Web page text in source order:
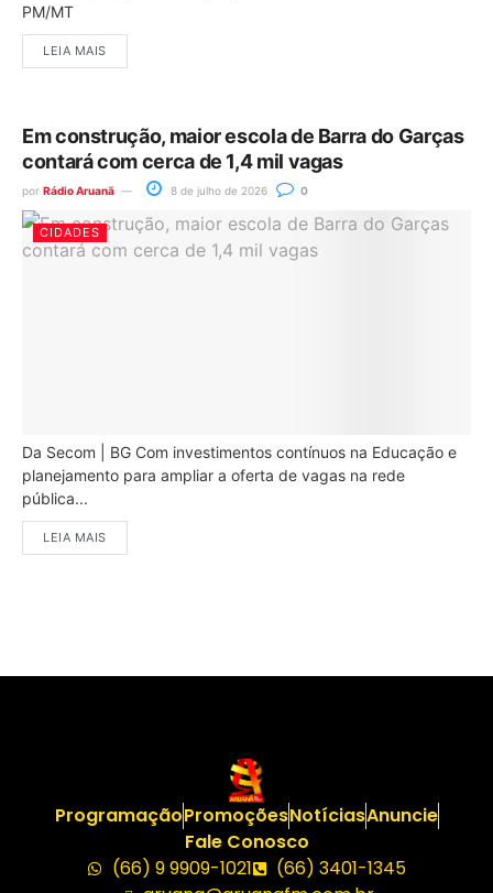
PM/MT
LEIA MAIS
Em construção, maior escola de Barra do Garças
contará com cerca de 1,4 mil vagas
por Rádio Aruanã 8 de julho de 2026 0
CIDADES
Da Secom | BG Com investimentos contínuos na Educação e
planejamento para ampliar a oferta de vagas na rede
pública...
LEIA MAIS
ProgramaçãoPromoçõesNotíciasAnuncie
Fale Conosco
(66) 9 9909-1021
(66) 3401-1345